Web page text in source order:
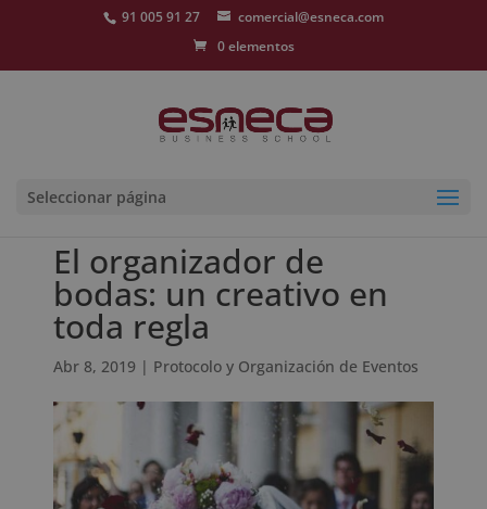
91 005 91 27
comercial@esneca.com
0 elementos
Seleccionar página
El organizador de
bodas: un creativo en
toda regla
Abr 8, 2019 | Protocolo y Organización de Eventos